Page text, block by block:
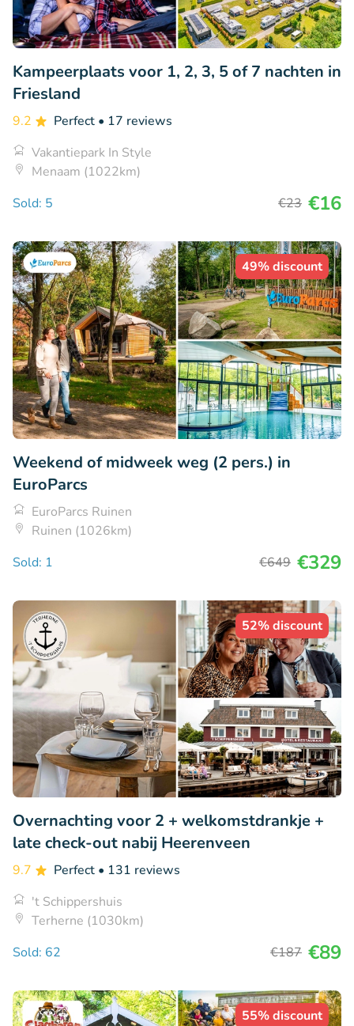
Kampeerplaats voor 1, 2, 3, 5 of 7 nachten in
Friesland
9.2 Perfect • 17 reviews
Vakantiepark In Style
Menaam (1022km)
Sold: 5
€23 €16
49% discount
Weekend of midweek weg (2 pers.) in
EuroParcs
EuroParcs Ruinen
Ruinen (1026km)
Sold: 1
€649 €329
52% discount
Overnachting voor 2 + welkomstdrankje +
late check-out nabij Heerenveen
9.7 Perfect • 131 reviews
't Schippershuis
Terherne (1030km)
Sold: 62
€187 €89
55% discount